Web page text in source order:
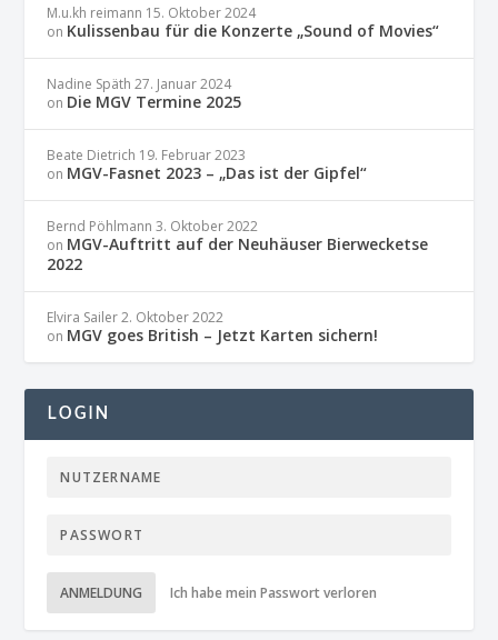
M.u.kh reimann 15. Oktober 2024
on Kulissenbau für die Konzerte „Sound of Movies“
Nadine Späth 27. Januar 2024
on Die MGV Termine 2025
Beate Dietrich 19. Februar 2023
on MGV-Fasnet 2023 – „Das ist der Gipfel“
Bernd Pöhlmann 3. Oktober 2022
on MGV-Auftritt auf der Neuhäuser Bierwecketse
2022
Elvira Sailer 2. Oktober 2022
on MGV goes British – Jetzt Karten sichern!
LOGIN
ANMELDUNG Ich habe mein Passwort verloren